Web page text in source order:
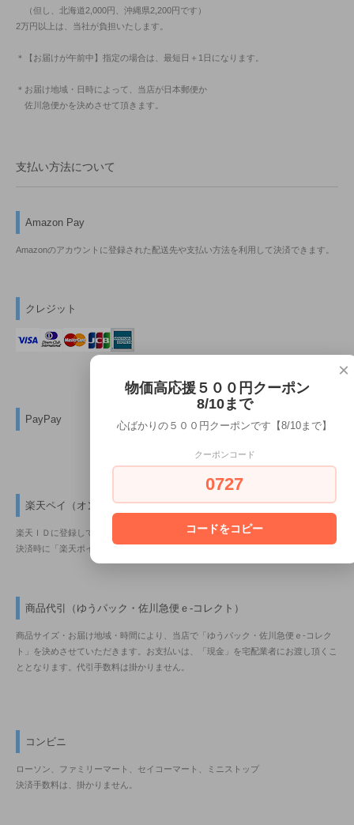
（但し、北海道2,000円、沖縄県2,200円です）
2万円以上は、当社が負担いたします。
＊【お届けが午前中】指定の場合は、最短日＋1日になります。
＊お届け地域・日時によって、当店が日本郵便か
佐川急便かを決めさせて頂きます。
支払い方法について
Amazon Pay
Amazonのアカウントに登録された配送先や支払い方法を利用して決済できます。
クレジット
PayPay
楽天ペイ（オンライン決済）
楽天ＩＤに登録しているクレジットカード情報を利用して、簡単に決済できます。
決済時に「楽天ポイントの獲得及び利用」が出来ます。
商品代引（ゆうパック・佐川急便ｅ-コレクト）
商品サイズ・お届け地域・時間により、当店で「ゆうパック・佐川急便ｅ-コレク
ト」を決めさせていただきます。お支払いは、「現金」を宅配業者にお渡し頂くこ
ととなります。代引手数料は掛かりません。
コンビニ
ローソン、ファミリーマート、セイコーマート、ミニストップ
決済手数料は、掛かりません。
×
物価高応援５００円クーポン
8/10まで
心ばかりの５００円クーポンです【8/10まで】
クーポンコード
0727
コードをコピー